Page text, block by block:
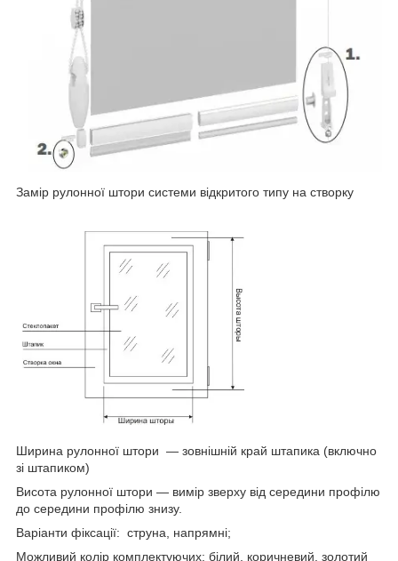
Замір рулонної штори системи відкритого типу на створку
Ширина рулонної штори — зовнішній край штапика (включно
зі штапиком)
Висота рулонної штори — вимір зверху від середини профілю
до середини профілю знизу.
Варіанти фіксації: струна, напрямні;
Можливий колір комплектуючих: білий, коричневий, золотий